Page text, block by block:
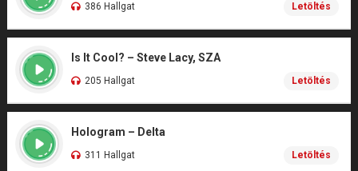
386 Hallgat Letöltés
Is It Cool? – Steve Lacy, SZA
205 Hallgat Letöltés
Hologram – Delta
311 Hallgat Letöltés